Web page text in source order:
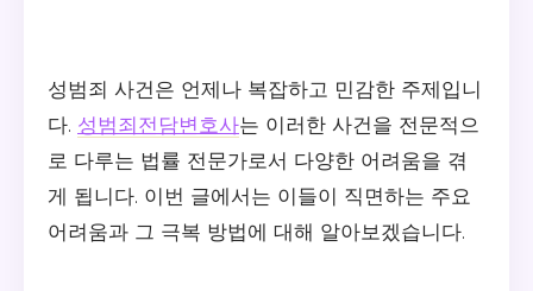
성범죄 사건은 언제나 복잡하고 민감한 주제입니
다. 성범죄전담변호사는 이러한 사건을 전문적으
로 다루는 법률 전문가로서 다양한 어려움을 겪
게 됩니다. 이번 글에서는 이들이 직면하는 주요
어려움과 그 극복 방법에 대해 알아보겠습니다.